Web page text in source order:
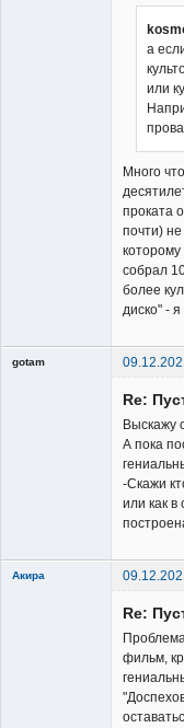
а
или
Много
проката
почти)
собрал
более
диско" -
gotam
Re:
Выскажу
А пока
-Скажи
или как в
Акира
Re:
фильм,